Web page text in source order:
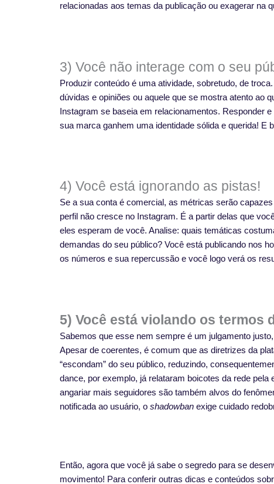
relacionadas aos temas da publicação ou exagerar na
3) Você não interage com o seu
Produzir conteúdo é uma atividade, sobretudo, de
dúvidas e opiniões ou aquele que se mostra atento ao
Instagram se baseia em relacionamentos. Responder
sua marca ganhem uma identidade sólida e querida! E
4) Você está ignorando as pistas!
Se a sua conta é comercial, as métricas serão
perfil não cresce no Instagram. É a partir delas que
eles esperam de você. Analise: quais temáticas
demandas do seu público? Você está publicando nos
os números e sua repercussão e você logo verá os
5) Você está violando os termos
Sabemos que esse nem sempre é um julgamento
Apesar de coerentes, é comum que as diretrizes da
“escondam” do seu público, reduzindo,
dance, por exemplo, já relataram boicotes da rede
angariar mais seguidores são também alvos do
notificada ao usuário, o shadowban exige cuidado
Então, agora que você já sabe o segredo para se
movimento! Para conferir outras dicas e conteúdos